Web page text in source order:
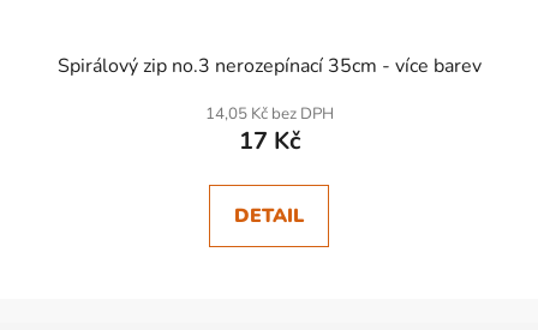
Spirálový zip no.3 nerozepínací 35cm - více barev
14,05 Kč bez DPH
17 Kč
DETAIL